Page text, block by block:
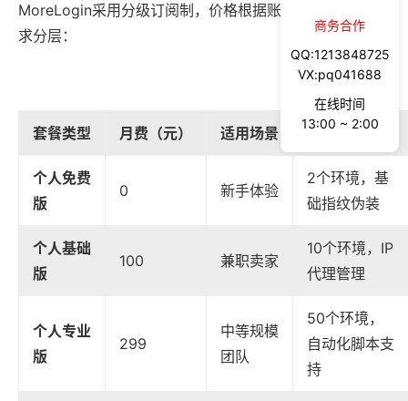
MoreLogin采用分级订阅制，价格根据账号规模和功能需
求分层：
套餐类型 月费（元） 适用场景 核心功能差异
个人免费
版
0 新手体验
2个环境，基
础指纹伪装
个人基础
版
100 兼职卖家
10个环境，IP
代理管理
个人专业
版
299
中等规模
团队
50个环境，
自动化脚本支
持
商务合作
QQ:1213848725
VX:pq041688
在线时间
13:00 ~ 2:00